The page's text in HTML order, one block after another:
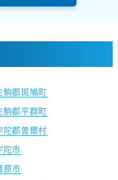
駒郡斑鳩町
駒郡平群町
陀郡曽爾村
陀市
原市